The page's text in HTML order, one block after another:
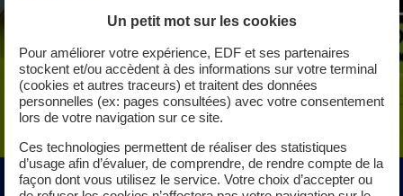
Un petit mot sur les cookies
Pour améliorer votre expérience, EDF et ses partenaires
stockent et/ou accèdent à des informations sur votre terminal
(cookies et autres traceurs) et traitent des données
personnelles (ex: pages consultées) avec votre consentement
lors de votre navigation sur ce site.
Ces technologies permettent de réaliser des statistiques
d’usage afin d’évaluer, de comprendre, de rendre compte de la
façon dont vous utilisez le service. Votre choix d’accepter ou